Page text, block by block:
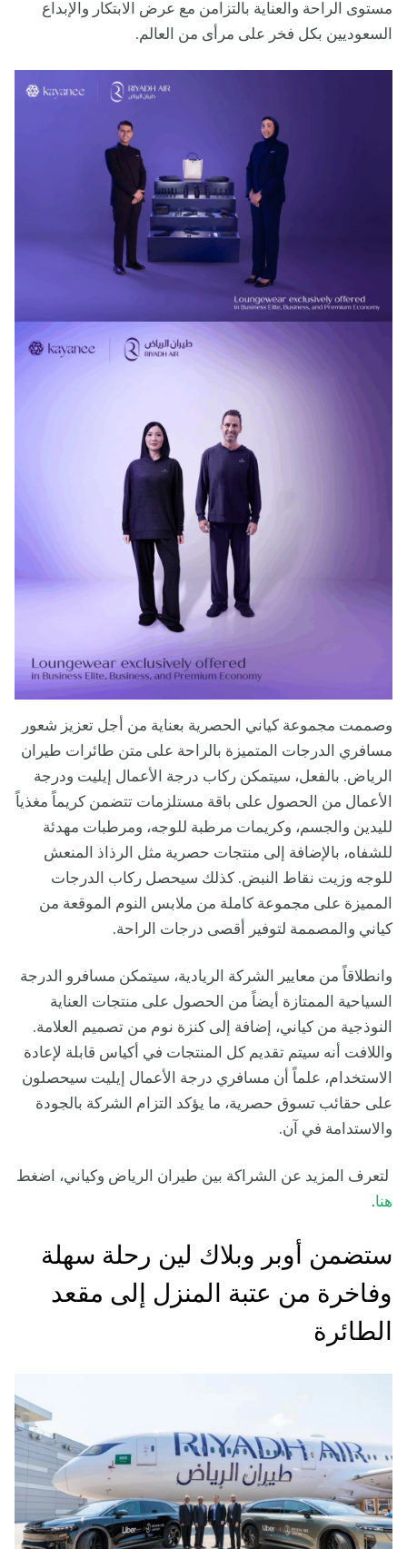
مستوى الراحة والعناية بالتزامن مع عرض الابتكار والإبداع
السعوديين بكل فخر على مرأى من العالم.
وصممت مجموعة كياني الحصرية بعناية من أجل تعزيز شعور
مسافري الدرجات المتميزة بالراحة على متن طائرات طيران
الرياض. بالفعل، سيتمكن ركاب درجة الأعمال إيليت ودرجة
الأعمال من الحصول على باقة مستلزمات تتضمن كريماً مغذياً
لليدين والجسم، وكريمات مرطبة للوجه، ومرطبات مهدئة
للشفاه، بالإضافة إلى منتجات حصرية مثل الرذاذ المنعش
للوجه وزيت نقاط النبض. كذلك سيحصل ركاب الدرجات
المميزة على مجموعة كاملة من ملابس النوم الموقعة من
كياني والمصممة لتوفير أقصى درجات الراحة.
وانطلاقاً من معايير الشركة الريادية، سيتمكن مسافرو الدرجة
السياحية الممتازة أيضاً من الحصول على منتجات العناية
النوذجية من كياني، إضافة إلى كنزة نوم من تصميم العلامة.
واللافت أنه سيتم تقديم كل المنتجات في أكياس قابلة لإعادة
الاستخدام، علماً أن مسافري درجة الأعمال إيليت سيحصلون
على حقائب تسوق حصرية، ما يؤكد التزام الشركة بالجودة
والاستدامة في آن.
لتعرف المزيد عن الشراكة بين طيران الرياض وكياني، اضغط
هنا.
ستضمن أوبر وبلاك لين رحلة سهلة
وفاخرة من عتبة المنزل إلى مقعد
الطائرة